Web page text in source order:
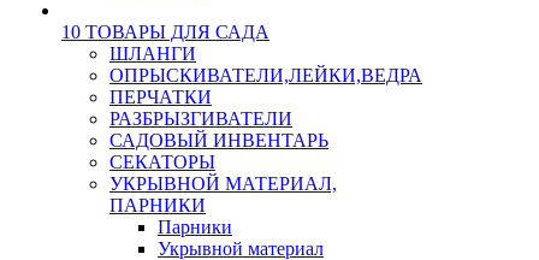
10 ТОВАРЫ ДЛЯ САДА
ШЛАНГИ
ОПРЫСКИВАТЕЛИ,ЛЕЙКИ,ВЕДРА
ПЕРЧАТКИ
РАЗБРЫЗГИВАТЕЛИ
САДОВЫЙ ИНВЕНТАРЬ
СЕКАТОРЫ
УКРЫВНОЙ МАТЕРИАЛ,
ПАРНИКИ
Парники
Укрывной материал